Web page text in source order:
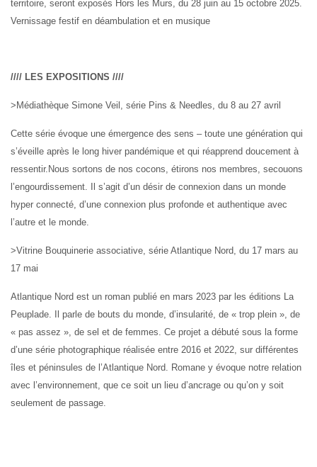
territoire, seront exposés Hors les Murs, du 28 juin au 15 octobre 2025.
Vernissage festif en déambulation et en musique
//// LES EXPOSITIONS ////
> Médiathèque Simone Veil, série Pins & Needles, du 8 au 27 avril
Cette série évoque une émergence des sens – toute une génération qui
s’éveille après le long hiver pandémique et qui réapprend doucement à
ressentir.Nous sortons de nos cocons, étirons nos membres, secouons
l’engourdissement. Il s’agit d’un désir de connexion dans un monde
hyper connecté, d’une connexion plus profonde et authentique avec
l’autre et le monde.
>Vitrine Bouquinerie associative, série Atlantique Nord, du 17 mars au
17 mai
Atlantique Nord est un roman publié en mars 2023 par les éditions La
Peuplade. Il parle de bouts du monde, d’insularité, de « trop plein », de
« pas assez », de sel et de femmes. Ce projet a débuté sous la forme
d’une série photographique réalisée entre 2016 et 2022, sur différentes
îles et péninsules de l’Atlantique Nord. Romane y évoque notre relation
avec l’environnement, que ce soit un lieu d’ancrage ou qu’on y soit
seulement de passage.